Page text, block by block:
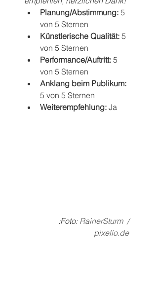
Planung/Abstimmung: 5
von 5 Sternen
Künstlerische Qualität: 5
von 5 Sternen
Performance/Auftritt: 5
von 5 Sternen
Anklang beim Publikum:
5 von 5 Sternen
Weiterempfehlung: Ja
:Foto: RainerSturm  /
pixelio.de